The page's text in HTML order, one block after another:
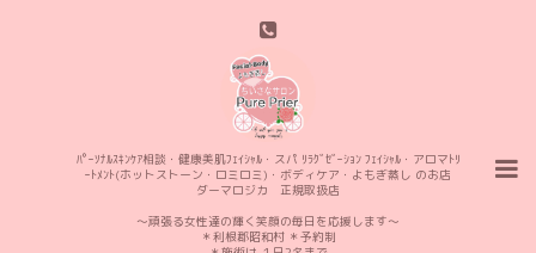
ﾊﾟｰｿﾅﾙｽｷﾝｹｱ相談・健康美肌ﾌｪｲｼｬﾙ・スパ ﾘﾗｸﾞｾﾞｰｼｮﾝ ﾌｪｲｼｬﾙ・アロマﾄﾘ
ｰﾄﾒﾝﾄ(ホットストーン・ロミロミ)・ボディケア・よもぎ蒸し のお店
ダーマロジカ 正規取扱店
〜頑張る女性達の輝く笑顔の毎日を応援します〜
＊利根郡昭和村 ＊予約制